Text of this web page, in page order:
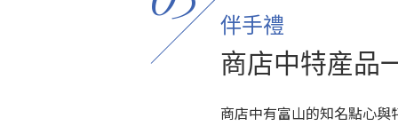
伴手禮
商店中特産品
商店中有富山的知名點心